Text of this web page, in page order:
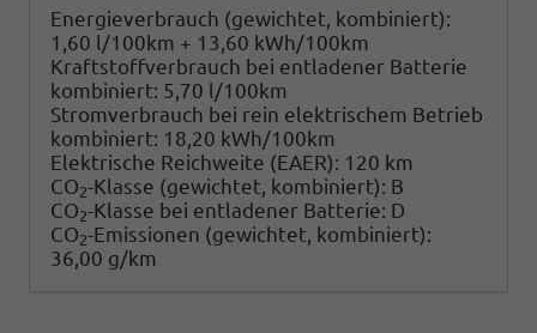
Energieverbrauch (gewichtet, kombiniert):
1,60 l/100km + 13,60 kWh/100km
Kraftstoffverbrauch bei entladener Batterie
kombiniert: 5,70 l/100km
Stromverbrauch bei rein elektrischem Betrieb
kombiniert: 18,20 kWh/100km
Elektrische Reichweite (EAER): 120 km
CO2-Klasse (gewichtet, kombiniert): B
CO2-Klasse bei entladener Batterie: D
CO2-Emissionen (gewichtet, kombiniert):
36,00 g/km